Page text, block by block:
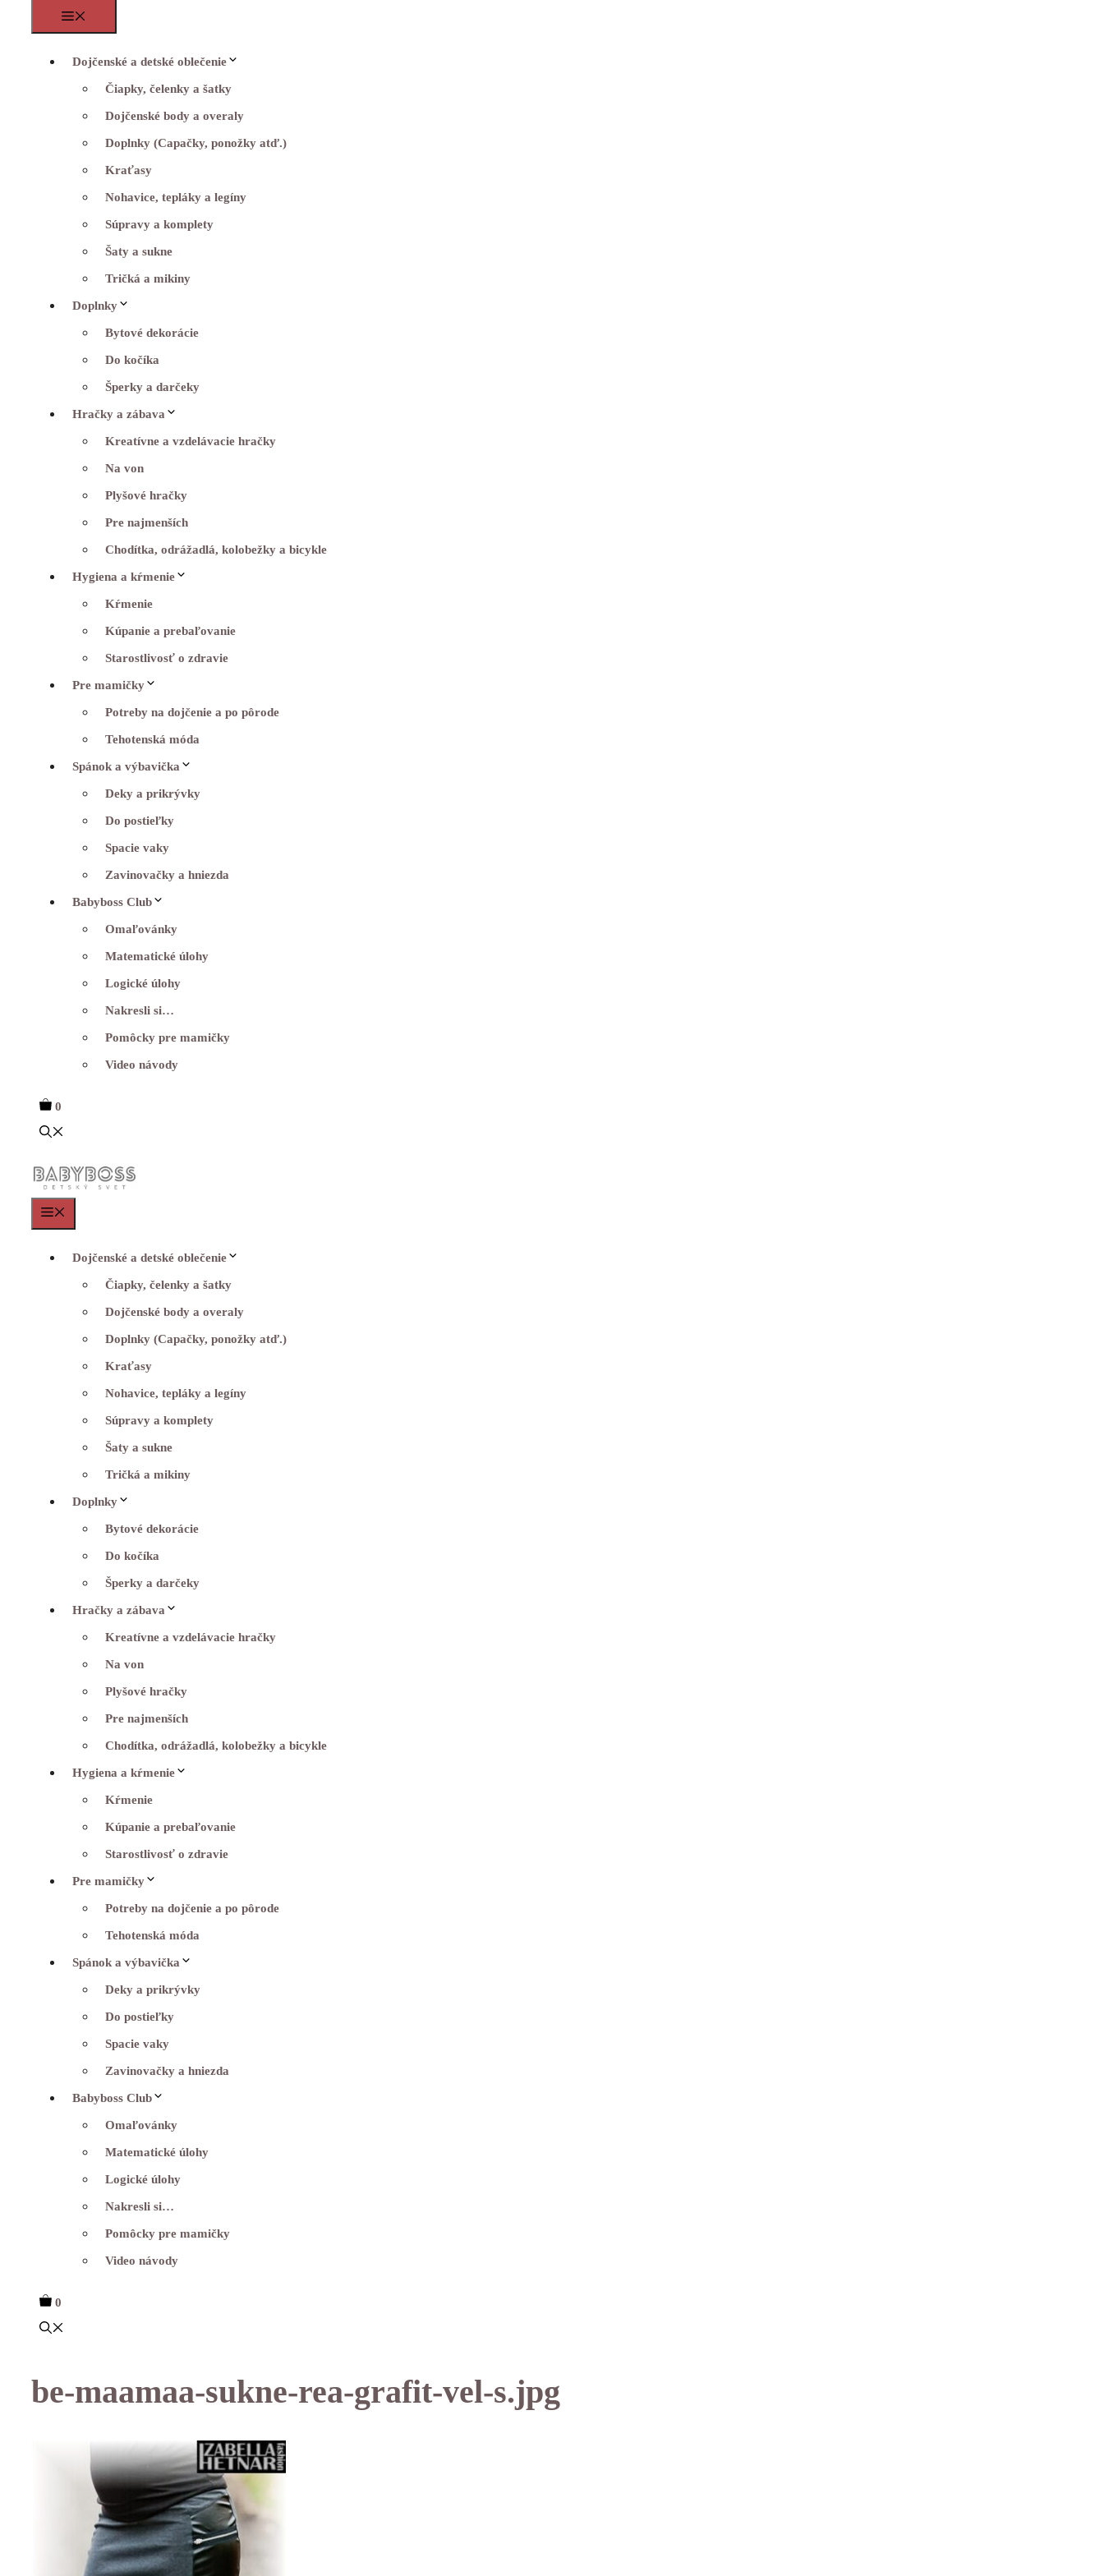
Dojčenské a detské oblečenie
Čiapky, čelenky a šatky
Dojčenské body a overaly
Doplnky (Capačky, ponožky atď.)
Kraťasy
Nohavice, tepláky a legíny
Súpravy a komplety
Šaty a sukne
Tričká a mikiny
Doplnky
Bytové dekorácie
Do kočíka
Šperky a darčeky
Hračky a zábava
Kreatívne a vzdelávacie hračky
Na von
Plyšové hračky
Pre najmenších
Chodítka, odrážadlá, kolobežky a bicykle
Hygiena a kŕmenie
Kŕmenie
Kúpanie a prebaľovanie
Starostlivosť o zdravie
Pre mamičky
Potreby na dojčenie a po pôrode
Tehotenská móda
Spánok a výbavička
Deky a prikrývky
Do postieľky
Spacie vaky
Zavinovačky a hniezda
Babyboss Club
Omaľovánky
Matematické úlohy
Logické úlohy
Nakresli si…
Pomôcky pre mamičky
Video návody
0
Dojčenské a detské oblečenie
Čiapky, čelenky a šatky
Dojčenské body a overaly
Doplnky (Capačky, ponožky atď.)
Kraťasy
Nohavice, tepláky a legíny
Súpravy a komplety
Šaty a sukne
Tričká a mikiny
Doplnky
Bytové dekorácie
Do kočíka
Šperky a darčeky
Hračky a zábava
Kreatívne a vzdelávacie hračky
Na von
Plyšové hračky
Pre najmenších
Chodítka, odrážadlá, kolobežky a bicykle
Hygiena a kŕmenie
Kŕmenie
Kúpanie a prebaľovanie
Starostlivosť o zdravie
Pre mamičky
Potreby na dojčenie a po pôrode
Tehotenská móda
Spánok a výbavička
Deky a prikrývky
Do postieľky
Spacie vaky
Zavinovačky a hniezda
Babyboss Club
Omaľovánky
Matematické úlohy
Logické úlohy
Nakresli si…
Pomôcky pre mamičky
Video návody
0
be-maamaa-sukne-rea-grafit-vel-s.jpg